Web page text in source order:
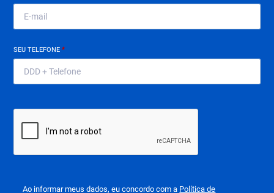
SEU TELEFONE*
Ao informar meus dados, eu concordo com a Política de